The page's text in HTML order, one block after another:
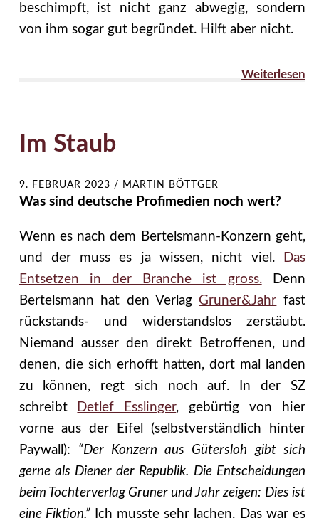
beschimpft, ist nicht ganz abwegig, sondern
von ihm sogar gut begründet. Hilft aber nicht.
Weiterlesen
Im Staub
9. FEBRUAR 2023 / MARTIN BÖTTGER
Was sind deutsche Profimedien noch wert?
Wenn es nach dem Bertelsmann-Konzern geht,
und der muss es ja wissen, nicht viel.
Das
Entsetzen in der Branche ist gross.Denn
Bertelsmann hat den Verlag Gruner&Jahr fast
rückstands- und widerstandslos zerstäubt.
Niemand ausser den direkt Betroffenen, und
denen, die sich erhofft hatten, dort mal landen
zu können, regt sich noch auf. In der SZ
schreibt
Detlef Esslinger, gebürtig von hier
vorne aus der Eifel (selbstverständlich hinter
Paywall): “Der Konzern aus Gütersloh gibt sich
gerne als Diener der Republik. Die Entscheidungen
beim Tochterverlag Gruner und Jahr zeigen: Dies ist
eine Fiktion.”Ich musste sehr lachen. Das war es